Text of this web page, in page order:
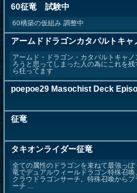
60征竜 試験中
60構築の仮組み 調整中
アームドドラゴンカタパルトキャ
アームド・ドラゴン・カタパルトキャ
ろうと思ってしまった人の為にこれを
ら狂ってます
poepoe29 Masochist Deck
征竜
タキオンライダー征竜
全ての属性のドラゴンを束ねて最強っ
竜でデュアルウィールドラゴン特殊召
クラウドラゴンサーチ。特殊召喚から
ーチ ...